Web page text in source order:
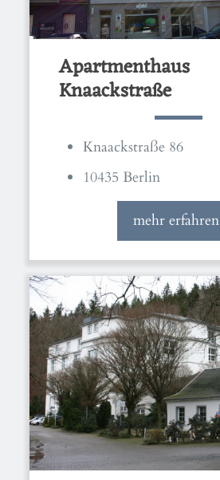
Apartmenthaus
Knaackstraße
Knaackstraße 86
10435 Berlin
mehr erfahren